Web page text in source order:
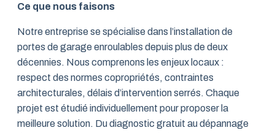
Ce que nous faisons
Notre entreprise se spécialise dans l’installation de
portes de garage enroulables depuis plus de deux
décennies. Nous comprenons les enjeux locaux :
respect des normes copropriétés, contraintes
architecturales, délais d’intervention serrés. Chaque
projet est étudié individuellement pour proposer la
meilleure solution. Du diagnostic gratuit au dépannage